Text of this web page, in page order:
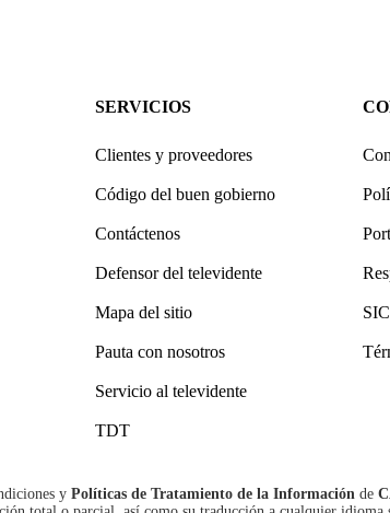
SERVICIOS
Clientes y proveedores
Código del buen gobierno
Contáctenos
Defensor del televidente
Mapa del sitio
Pauta con nosotros
Servicio al televidente
TDT
SIC
y Políticas de Tratamiento de la Información de